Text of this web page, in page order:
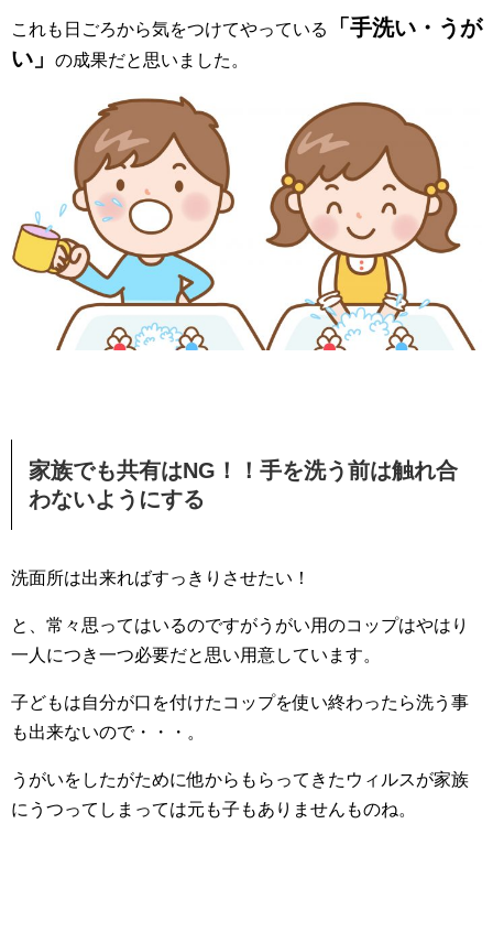
これも日ごろから気をつけてやっている
「手洗い・うが
い」
の成果だと思いました。
家族でも共有はNG！！手を洗う前は触れ合
わないようにする
洗面所は出来ればすっきりさせたい！
と、常々思ってはいるのですがうがい用のコップはやはり
一人につき一つ必要だと思い用意しています。
子どもは自分が口を付けたコップを使い終わったら洗う事
も出来ないので・・・。
うがいをしたがために他からもらってきたウィルスが家族
にうつってしまっては元も子もありませんものね。